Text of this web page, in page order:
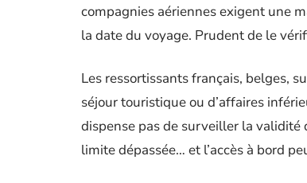
compagnies aériennes exigent une
la date du voyage. Prudent de le
Les ressortissants français, belges,
séjour touristique ou d’affaires
dispense pas de surveiller la validité
limite dépassée… et l’accès à bord